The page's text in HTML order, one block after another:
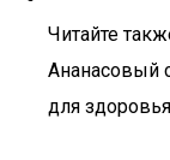
Читайте
Ананасовый
для